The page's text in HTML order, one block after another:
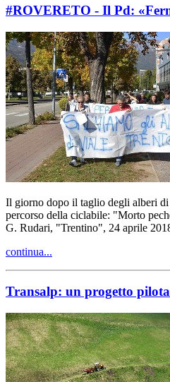
#ROVERETO - Il Pd:
Il giorno dopo il taglio degli alberi di
percorso della ciclabile: "Morto
G. Rudari, "Trentino", 24 aprile
continua...
Transalp: un progetto